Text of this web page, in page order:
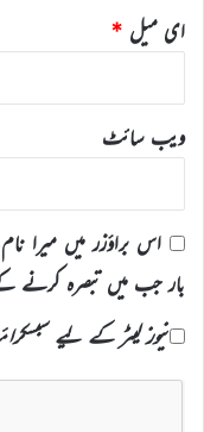
ای میل *
ویب‌ سائٹ
اس براؤزر میں میرا
بار جب میں تبصرہ کرنے
نیوز لیٹر کے لیے